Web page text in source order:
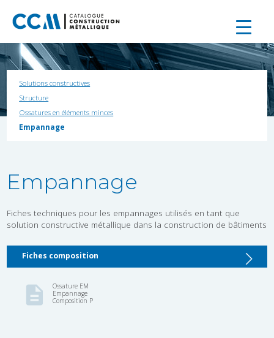
Solutions constructives
Structure
Ossatures en éléments minces
Empannage
Empannage
Fiches techniques pour les empannages utilisés en tant que
solution constructive métallique dans la construction de bâtiments
Fiches composition